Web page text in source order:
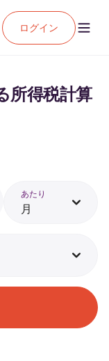
ログイン
所得税計算
あたり
月